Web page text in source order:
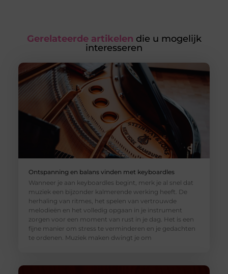
Gerelateerde artikelen die u mogelijk
interesseren
Ontspanning en balans vinden met keyboardles
Wanneer je aan keyboardles begint, merk je al snel dat
muziek een bijzonder kalmerende werking heeft. De
herhaling van ritmes, het spelen van vertrouwde
melodieën en het volledig opgaan in je instrument
zorgen voor een moment van rust in je dag. Het is een
fijne manier om stress te verminderen en je gedachten
te ordenen. Muziek maken dwingt je om